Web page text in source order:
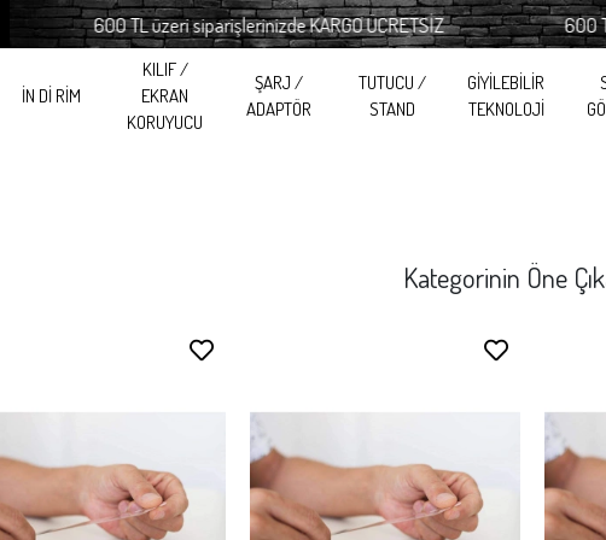
600 TL üzeri siparişlerinizde KARGO ÜCRETSİZ 600 TL üzeri
İN Dİ RİM
KILIF /
EKRAN
KORUYUCU
ŞARJ /
ADAPTÖR
TUTUCU /
STAND
GİYİLEBİLİR
TEKNOLOJİ
Kategorinin Öne